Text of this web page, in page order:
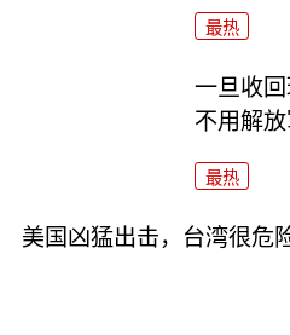
最热
一旦收回
不用解
最热
美国凶猛出击，台湾很危